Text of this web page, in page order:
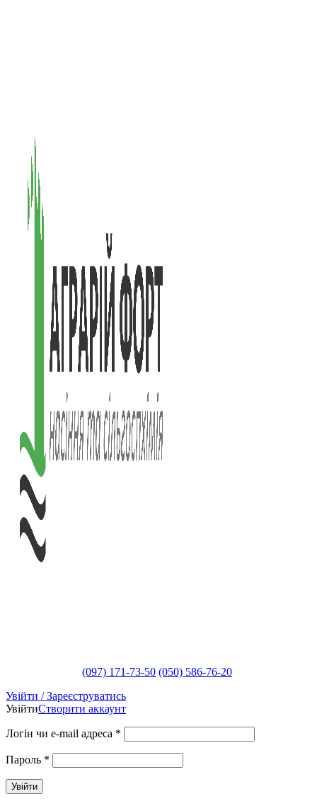
(097) 171-73-50 (050) 586-76-20
Увійти / Зареєструватись
УвійтиСтворити аккаунт
Логін чи e-mail адреса *
Пароль *
Увійти